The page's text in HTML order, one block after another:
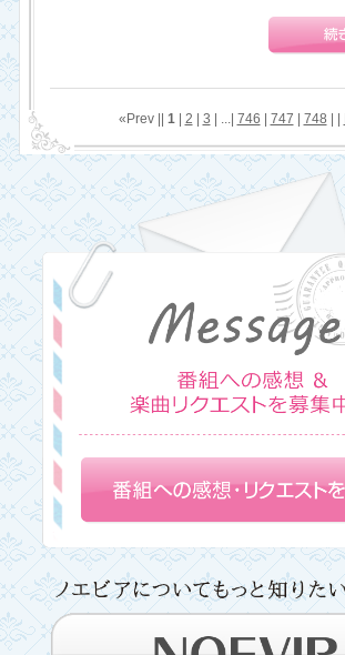
«Prev || 1| 2 3 | ...| 746 747 748